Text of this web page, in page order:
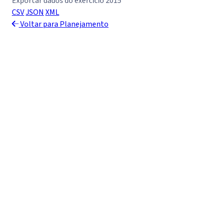
CSVJSON XML
Voltar para Planejamento